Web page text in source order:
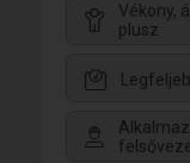
Vékony,
plusz